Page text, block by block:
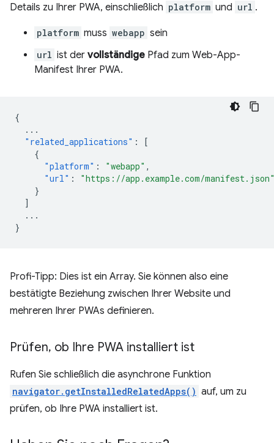
Details zu Ihrer PWA, einschließlich platform und url .
platform muss webapp sein
url ist der vollständige Pfad zum Web-App-
Manifest Ihrer PWA.
{
...
"related_applications" :
[
{
"platform" : "webapp" ,
"url" :
"https://app.example.com/
}
]
...
}
Profi-Tipp: Dies ist ein Array. Sie können also eine
bestätigte Beziehung zwischen Ihrer Website und
mehreren Ihrer PWAs definieren.
Prüfen, ob Ihre PWA installiert ist
Rufen Sie schließlich die asynchrone Funktion
navigator.getInstalledRelatedApps() auf, um zu
prüfen, ob Ihre PWA installiert ist.